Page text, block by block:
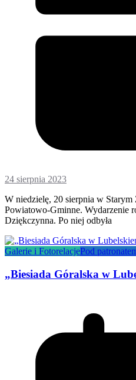
24 sierpnia 2023
W niedzielę, 20 sierpnia w
Powiatowo-Gminne. Wydarzenie
Dziękczynna. Po niej odbyła
Galerie i FotorelacjePod
„Biesiada Góralska w